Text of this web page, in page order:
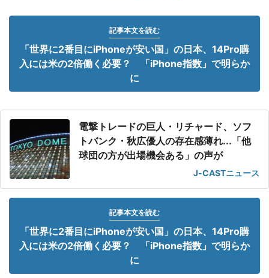
記事本文を読む
「世界に2番目にiPhoneが安い国」の日本、14Pro購
入には米の2倍働く必要？ 「iPhone指数」で明らか
に
電撃トレードの巨人・リチャード、ソフ
トバンク・秋広優人の存在感薄れ...「他
球団の方が出場機会ある」の声が
J-CASTニュース
記事本文を読む
「世界に2番目にiPhoneが安い国」の日本、14Pro購
入には米の2倍働く必要？ 「iPhone指数」で明らか
に